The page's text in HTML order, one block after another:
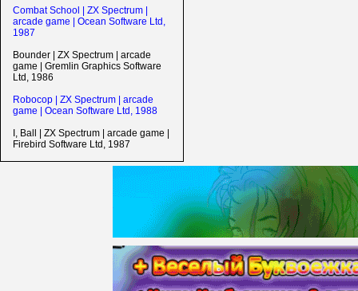
Combat School | ZX Spectrum |
arcade game | Ocean Software Ltd,
1987
Bounder | ZX Spectrum | arcade
game | Gremlin Graphics Software
Ltd, 1986
Robocop | ZX Spectrum | arcade
game | Ocean Software Ltd, 1988
I, Ball | ZX Spectrum | arcade game |
Firebird Software Ltd, 1987